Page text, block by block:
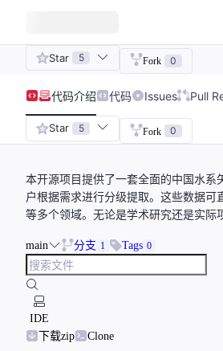
Star 5 Fork 0
代码介绍 代码 Issues Pull
Star 5 Fork 0
本开源项目提供了一套全面的中国水系
户根据需求进行分级提取。这些数据
等多个领域。无论是学术研究还是实际
main 分支 1 Tags 0
IDE
下载zip
Clone